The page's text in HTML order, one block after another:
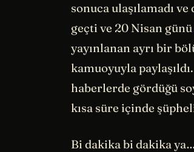
sonuca ulaşılamadı
geçti ve 20 Nisan
yayınlanan ayrı bir
kamuoyuyla
haberlerde gördüğü
kısa süre içinde
Bi dakika bi dakika